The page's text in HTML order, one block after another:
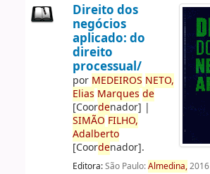
Direito dos
negócios
aplicado: do
direito
processual/
por MEDEIROS NETO,
Elias Marques de
[Coordenador] |
SIMÃO FILHO,
Adalberto
[Coordenador].
Editora:São Paulo:Almedina,2016